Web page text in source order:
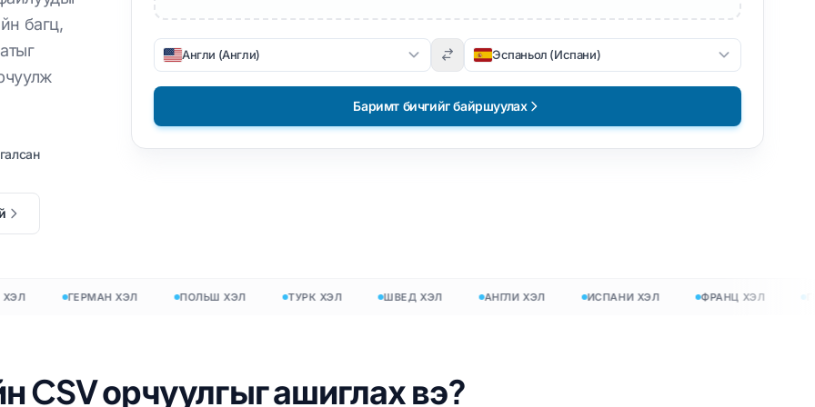
EPUB-аас PDF руу
Үнэгүй эхэл
Финланд
багц,
Англи (Англи) Эспаньол (Испани)
Баримт бичгийг байршуулах
ГЕРМАН ХЭЛ ПОЛЬШ ХЭЛ ТУРК ХЭЛ ШВЕД ХЭЛ АНГЛИ ХЭЛ ИСПАНИ ХЭЛ ФРАНЦ ХЭЛ
CSV орчуулгыг ашиглах вэ?